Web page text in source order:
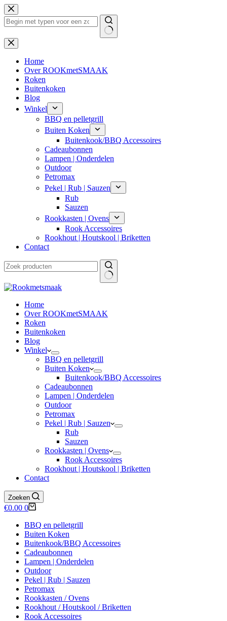
Ga
naar
de
Geen
resultaten
Home
Over ROOKmetSMAAK
Roken
Buitenkoken
Blog
Winkel
BBQ en pelletgrill
Buiten Koken
Buitenkook/BBQ Accessoires
Cadeaubonnen
Lampen | Onderdelen
Outdoor
Petromax
Pekel | Rub | Sauzen
Rub
Sauzen
Rookkasten | Ovens
Rook Accessoires
Rookhout | Houtskool | Briketten
Contact
Home
Over ROOKmetSMAAK
Roken
Buitenkoken
Blog
Winkel
BBQ en pelletgrill
Buiten Koken
Buitenkook/BBQ Accessoires
Cadeaubonnen
Lampen | Onderdelen
Outdoor
Petromax
Pekel | Rub | Sauzen
Rub
Sauzen
Rookkasten | Ovens
Rook Accessoires
Rookhout | Houtskool | Briketten
Contact
Zoeken
Winkelwagen
€0.00 0
BBQ en pelletgrill
Buiten Koken
Buitenkook/BBQ Accessoires
Cadeaubonnen
Lampen | Onderdelen
Outdoor
Pekel | Rub | Sauzen
Petromax
Rookkasten / Ovens
Rookhout / Houtskool / Briketten
Rook Accessoires